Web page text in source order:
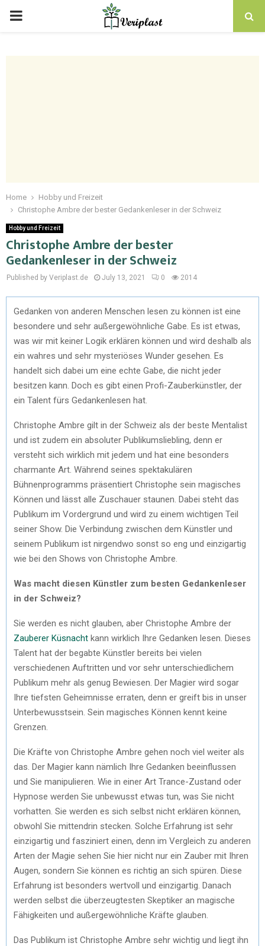
Home
Hobby und Freizeit
Christophe Ambre der bester Gedankenleser in der Schweiz
Hobby und Freizeit
Christophe Ambre der bester
Gedankenleser in der Schweiz
Published by Veriplast.de July 13, 2021 0 2014
Gedanken von anderen Menschen lesen zu können ist eine
besondere und sehr außergewöhnliche Gabe. Es ist etwas,
was wir mit keiner Logik erklären können und wird deshalb als
ein wahres und sehr mysteriöses Wunder gesehen. Es
handelt sich dabei um eine echte Gabe, die nicht jeder
besitzen kann. Doch es gibt einen Profi-Zauberkünstler, der
ein Talent fürs Gedankenlesen hat.
Christophe Ambre gilt in der Schweiz als der beste Mentalist
und ist zudem ein absoluter Publikumsliebling, denn er
versteht sich wirklich mit jedem und hat eine besonders
charmante Art. Während seines spektakulären
Bühnenprogramms präsentiert Christophe sein magisches
Können und lässt alle Zuschauer staunen. Dabei steht das
Publikum im Vordergrund und wird zu einem wichtigen Teil
seiner Show. Die Verbindung zwischen dem Künstler und
seinem Publikum ist nirgendwo sonst so eng und einzigartig
wie bei den Shows von Christophe Ambre.
Was macht diesen Künstler zum besten Gedankenleser
in der Schweiz?
Sie werden es nicht glauben, aber Christophe Ambre der
Zauberer Küsnacht kann wirklich Ihre Gedanken lesen. Dieses
Talent hat der begabte Künstler bereits bei vielen
verschiedenen Auftritten und vor sehr unterschiedlichem
Publikum mehr als genug Bewiesen. Der Magier wird sogar
Ihre tiefsten Geheimnisse erraten, denn er greift bis in unser
Unterbewusstsein. Sein magisches Können kennt keine
Grenzen.
Die Kräfte von Christophe Ambre gehen noch viel weiter als
das. Der Magier kann nämlich Ihre Gedanken beeinflussen
und Sie manipulieren. Wie in einer Art Trance-Zustand oder
Hypnose werden Sie unbewusst etwas tun, was Sie nicht
vorhatten. Sie werden es sich selbst nicht erklären können,
obwohl Sie mittendrin stecken. Solche Erfahrung ist sehr
einzigartig und fasziniert einen, denn im Vergleich zu anderen
Arten der Magie sehen Sie hier nicht nur ein Zauber mit Ihren
Augen, sondern Sie können es richtig an sich spüren. Diese
Erfahrung ist besonders wertvoll und einzigartig. Danach
werden selbst die überzeugtesten Skeptiker an magische
Fähigkeiten und außergewöhnliche Kräfte glauben.
Das Publikum ist Christophe Ambre sehr wichtig und liegt ihn